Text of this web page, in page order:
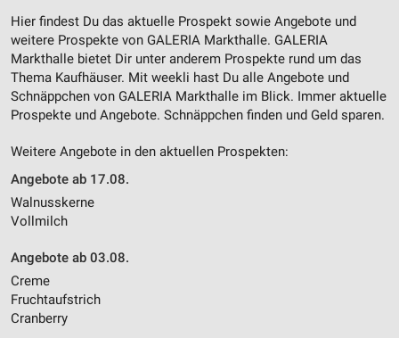
Hier findest Du das aktuelle Prospekt sowie Angebote und
weitere Prospekte von GALERIA Markthalle. GALERIA
Markthalle bietet Dir unter anderem Prospekte rund um das
Thema Kaufhäuser. Mit weekli hast Du alle Angebote und
Schnäppchen von GALERIA Markthalle im Blick. Immer aktuelle
Prospekte und Angebote. Schnäppchen finden und Geld sparen.
Weitere Angebote in den aktuellen Prospekten:
Angebote ab 17.08.
Walnusskerne
Vollmilch
Angebote ab 03.08.
Creme
Fruchtaufstrich
Cranberry